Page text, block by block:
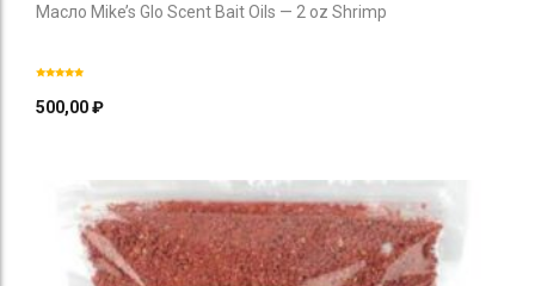
Масло Mike’s Glo Scent Bait Oils — 2 oz Shrimp
500,00₽